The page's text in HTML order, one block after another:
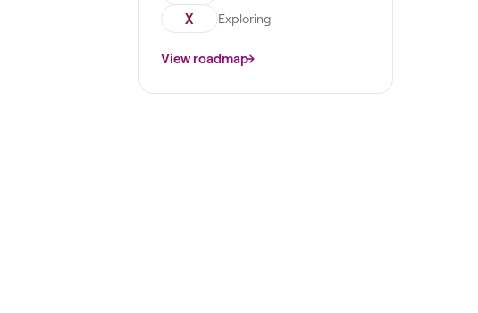
X Exploring
View roadmap